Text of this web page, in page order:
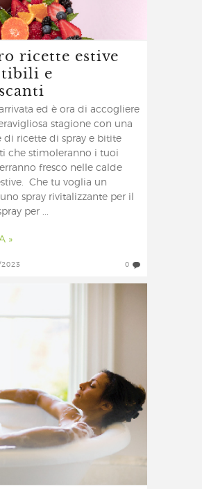
ricette estive
e
ed è ora di accogliere
stagione con una
di ricette di spray e bitite
che stimoleranno i tuoi
fresco nelle calde
Che tu voglia un
spray rivitalizzante per il
per ...
»
0